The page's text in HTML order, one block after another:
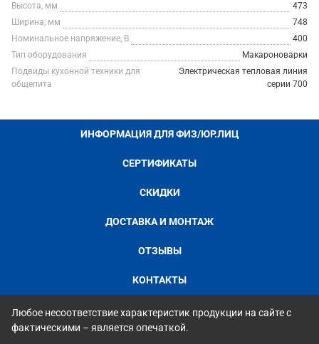
Высота, мм
473
Ширина, мм
748
Номинальное напряжение, В
400
Тип оборудования
Макароноварки
Подвиды кухонной техники для
общепита
Электрическая тепловая линия
серии 700
ИНФОРМАЦИЯ ДЛЯ ФИЗ/ЮР.ЛИЦ
СЕРТИФИКАТЫ
СКИДКИ
ДОСТАВКА И МОНТАЖ
ОТЗЫВЫ
КОНТАКТЫ
Любое несоответствие характеристик продукции на сайте с
фактическими – является опечаткой.